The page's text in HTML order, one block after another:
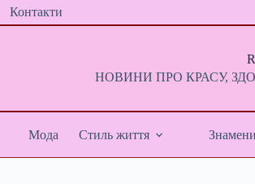
Контакти
НОВИНИ ПРО КРАСУ,
Мода Стиль життя